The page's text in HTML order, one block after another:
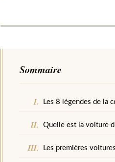
Sommaire
Les 8 légendes de la
Quelle est la voiture
Les premières